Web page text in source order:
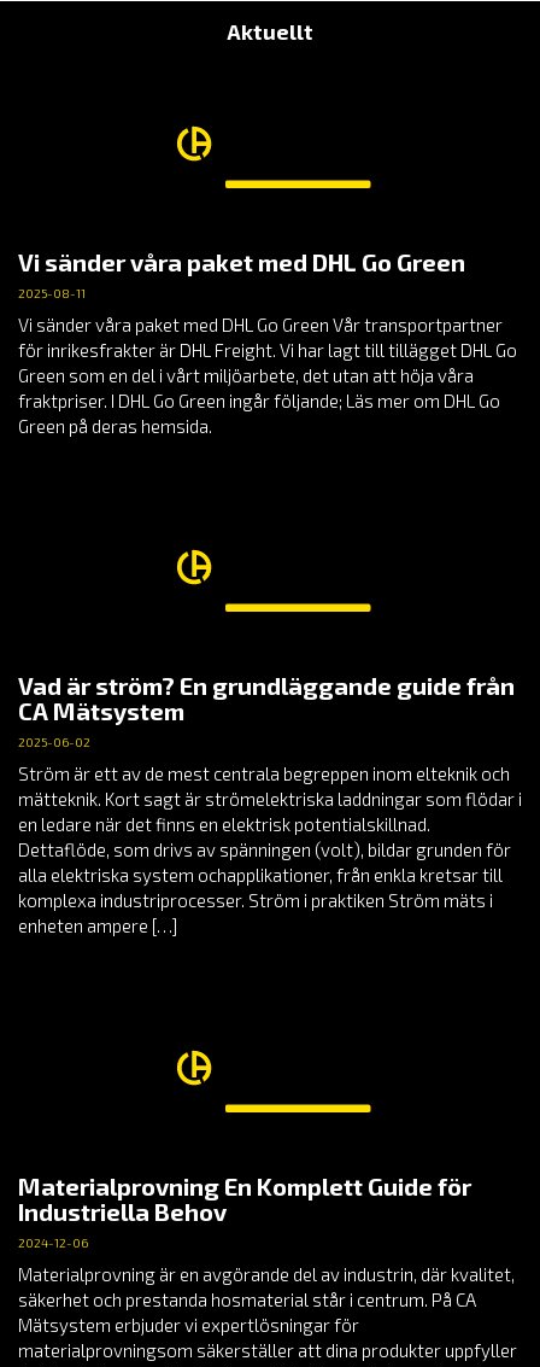
Aktuellt
Vi sänder våra paket med DHL Go Green
2025-08-11
Vi sänder våra paket med DHL Go Green Vår transportpartner
för inrikesfrakter är DHL Freight. Vi har lagt till tillägget DHL Go
Green som en del i vårt miljöarbete, det utan att höja våra
fraktpriser. I DHL Go Green ingår följande; Läs mer om DHL Go
Green på deras hemsida.
Vad är ström? En grundläggande guide från
CA Mätsystem
2025-06-02
Ström är ett av de mest centrala begreppen inom elteknik och
mätteknik. Kort sagt är strömelektriska laddningar som flödar i
en ledare när det finns en elektrisk potentialskillnad.
Dettaflöde, som drivs av spänningen (volt), bildar grunden för
alla elektriska system ochapplikationer, från enkla kretsar till
komplexa industriprocesser. Ström i praktiken Ström mäts i
enheten ampere […]
Materialprovning En Komplett Guide för
Industriella Behov
2024-12-06
Materialprovning är en avgörande del av industrin, där kvalitet,
säkerhet och prestanda hosmaterial står i centrum. På CA
Mätsystem erbjuder vi expertlösningar för
materialprovningsom säkerställer att dina produkter uppfyller